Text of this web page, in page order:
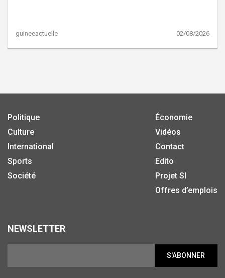
guineeactuelle 02/08/2026
Politique
Culture
International
Sports
Société
Économie
Vidéos
Contact
Edito
Projet SI
Offres d’emplois
NEWSLETTER
S'ABONNER